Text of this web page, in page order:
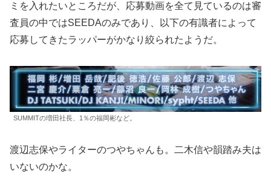
ミを入れたいところだが、応募動画を全て見ているのは審
査員の中ではSEEDAのみであり、以下の有識者によって
応募してきたラッパーがかなり絞られたようだ。
SUMMITの増田社長、1％の福岡彬など。
渡辺志保やライターのつやちゃんも。二木信や韻踏み夫は
いないのかな。